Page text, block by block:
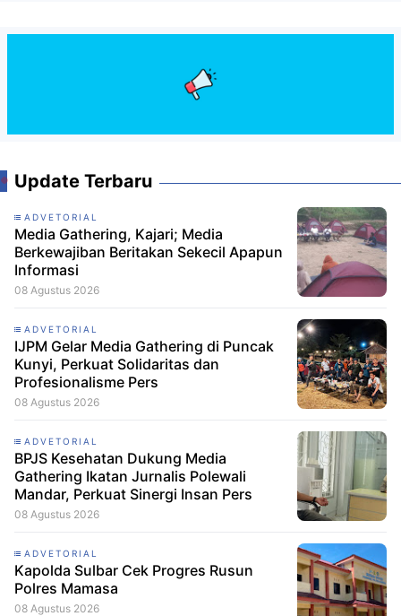
Update Terbaru
ADVETORIAL
Media Gathering, Kajari; Media
Berkewajiban Beritakan Sekecil Apapun
Informasi
08 Agustus 2026
ADVETORIAL
IJPM Gelar Media Gathering di Puncak
Kunyi, Perkuat Solidaritas dan
Profesionalisme Pers
08 Agustus 2026
ADVETORIAL
BPJS Kesehatan Dukung Media
Gathering Ikatan Jurnalis Polewali
Mandar, Perkuat Sinergi Insan Pers
08 Agustus 2026
ADVETORIAL
Kapolda Sulbar Cek Progres Rusun
Polres Mamasa
08 Agustus 2026